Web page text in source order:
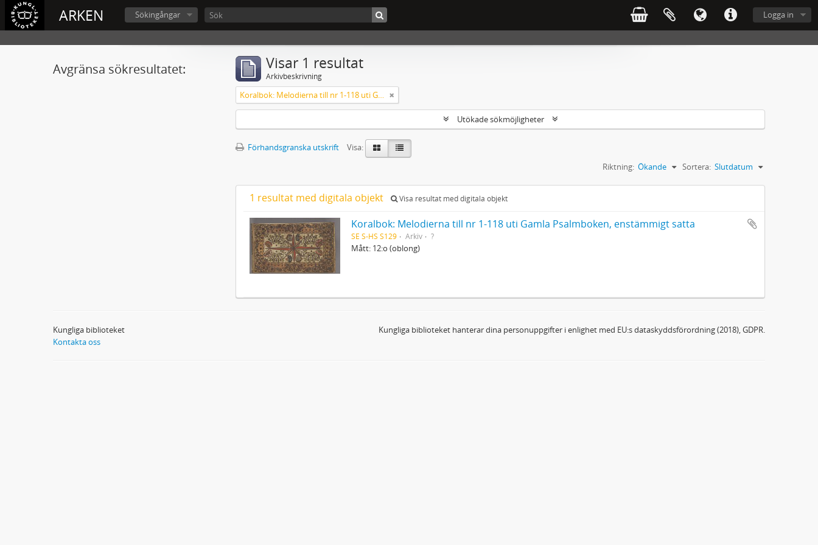
ARKEN Logga in
Sökingångar
Avgränsa sökresultatet: Visar 1 resultat
Arkivbeskrivning
Koralbok: Melodierna till nr 1-118 uti Gamla Psalmboken, enstämmigt satta
Utökade sökmöjligheter
Förhandsgranska utskrift
Visa:
Sortera: Slutdatum
Riktning: Ökande
1 resultat med digitala objekt Visa resultat med digitala objekt
Koralbok: Melodierna till nr 1-118 uti Gamla Psalmboken, enstämmigt satta
SE S-HS S129 Arkiv ?
Mått: 12:o (oblong)
Kungliga biblioteket
Kontakta oss
Kungliga biblioteket hanterar dina personuppgifter i enlighet med EU:s dataskyddsförordning (2018), GDPR.